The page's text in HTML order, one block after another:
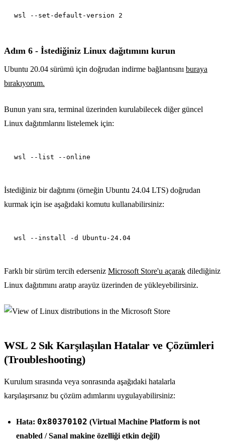
Adım 6 - İstediğiniz Linux dağıtımını kurun
Ubuntu 20.04 sürümü için doğrudan indirme bağlantısını buraya
bırakıyorum.
Bunun yanı sıra, terminal üzerinden kurulabilecek diğer güncel
Linux dağıtımlarını listelemek için:
İstediğiniz bir dağıtımı (örneğin Ubuntu 24.04 LTS) doğrudan
kurmak için ise aşağıdaki komutu kullanabilirsiniz:
Farklı bir sürüm tercih ederseniz Microsoft Store'u açarak dilediğiniz
Linux dağıtımını aratıp arayüz üzerinden de yükleyebilirsiniz.
WSL 2 Sık Karşılaşılan Hatalar ve Çözümleri
(Troubleshooting)
Kurulum sırasında veya sonrasında aşağıdaki hatalarla
karşılaşırsanız bu çözüm adımlarını uygulayabilirsiniz:
Hata: 0x80370102 (Virtual Machine Platform is not
enabled / Sanal makine özelliği etkin değil)